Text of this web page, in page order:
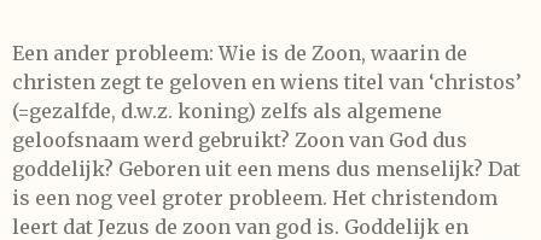
Een ander probleem: Wie is de Zoon, waarin de
christen zegt te geloven en wiens titel van ‘christos’
(=gezalfde, d.w.z. koning) zelfs als algemene
geloofsnaam werd gebruikt? Zoon van God dus
goddelijk? Geboren uit een mens dus menselijk? Dat
is een nog veel groter probleem. Het christendom
leert dat Jezus de zoon van god is. Goddelijk en